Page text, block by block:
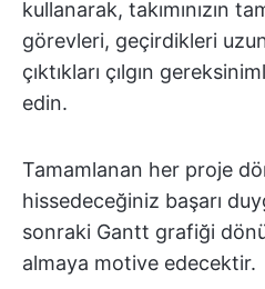
kullanarak, takımınızın
görevleri, geçirdikleri
çıktıkları çılgın
edin.
Tamamlanan her proje
hissedeceğiniz başarı
sonraki Gantt grafiği
almaya motive edecektir.